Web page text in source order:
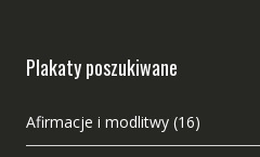
Plakaty poszukiwane
Afirmacje i modlitwy (16)